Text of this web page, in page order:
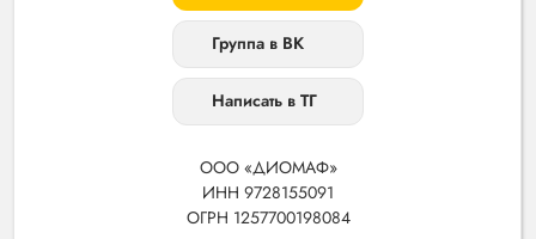
ООО «ДИОМАФ»
ИНН 9728155091
ОГРН 1257700198084
Группа в ВК
Написать в ТГ